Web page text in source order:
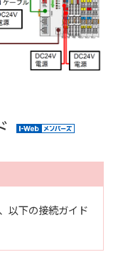
以下の接続ガイド